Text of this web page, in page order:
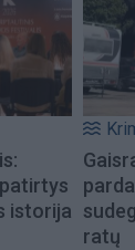
istorija
ratų